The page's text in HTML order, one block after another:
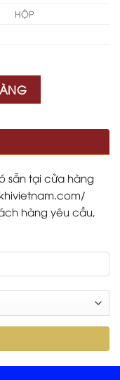
HỘP
sẵn tại cửa hàng
hàng yêu cầu,